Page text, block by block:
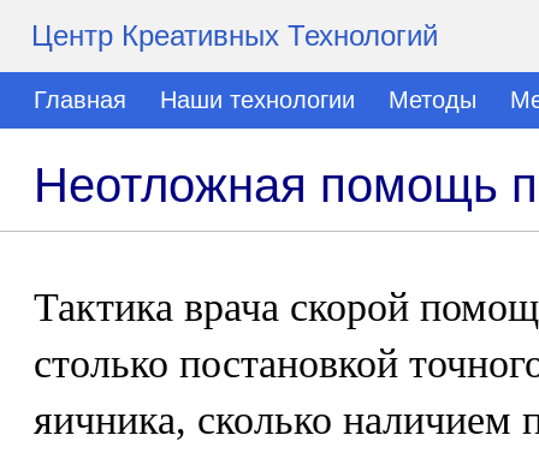
Центр Креативных Технологий
Главная Наши технологии Методы
Неотложная помощь
Тактика врача скорой
столько постановкой
яичника, сколько наличием